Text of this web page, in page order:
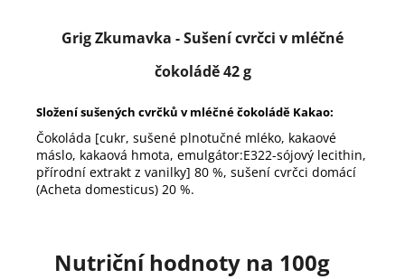
Grig Zkumavka - Sušení cvrčci v mléčné
čokoládě 42 g
Složení sušených cvrčků v mléčné čokoládě Kakao:
Čokoláda [cukr, sušené plnotučné mléko, kakaové
máslo, kakaová hmota, emulgátor:E322-sójový lecithin,
přírodní extrakt z vanilky] 80 %, sušení cvrčci domácí
(Acheta domesticus) 20 %.
Nutriční hodnoty na 100g